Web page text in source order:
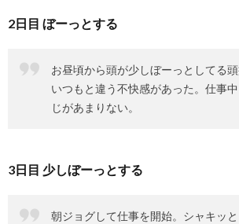
2日目 ぼーっとする
お昼頃から頭が少しぼーっとしてる
いつもと違う不快感があった。仕事
じがあまりない。
3日目 少しぼーっとする
朝ジョグして仕事を開始。シャキッ